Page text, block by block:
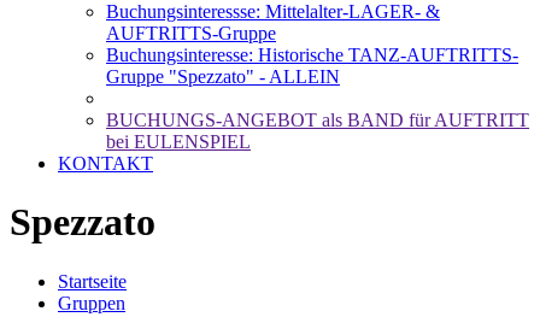
Buchungsinteressse: Mittelalter-LAGER- &
AUFTRITTS-Gruppe
Buchungsinteresse: Historische TANZ-AUFTRITTS-
Gruppe "Spezzato" - ALLEIN
BUCHUNGS-ANGEBOT als BAND für AUFTRITT
bei EULENSPIEL
KONTAKT
Spezzato
Startseite
Gruppen